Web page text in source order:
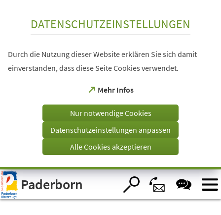
Visuelle
Assistenzsoftware
öffnen.
DATENSCHUTZEINSTELLUNGEN
Durch die Nutzung dieser Website erklären Sie sich damit
einverstanden, dass diese Seite Cookies verwendet.
Mehr Infos
(Öffnet
einem
Tab)
Nur notwendige Cookies
Datenschutzeinstellungen anpassen
Alle Cookies akzeptieren
Paderborn